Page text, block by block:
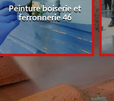
Peinture boiserie et
ferronnerie 46